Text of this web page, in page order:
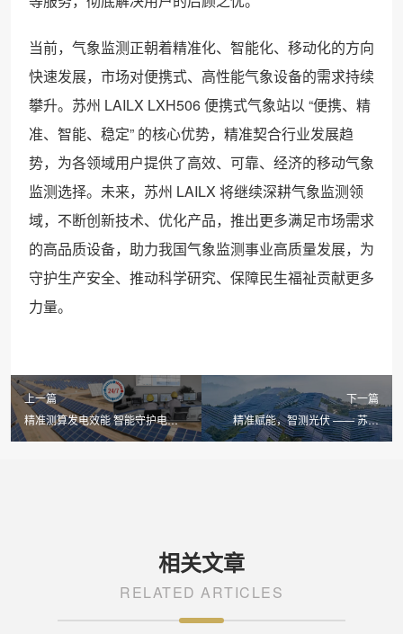
当前，气象监测正朝着精准化、智能化、移动化的方向
快速发展，市场对便携式、高性能气象设备的需求持续
攀升。苏州 LAILX LXH506 便携式气象站以 “便携、精
准、智能、稳定” 的核心优势，精准契合行业发展趋
势，为各领域用户提供了高效、可靠、经济的移动气象
监测选择。未来，苏州 LAILX 将继续深耕气象监测领
域，不断创新技术、优化产品，推出更多满足市场需求
的高品质设备，助力我国气象监测事业高质量发展，为
守护生产安全、推动科学研究、保障民生福祉贡献更多
力量。
上一篇
精准测算发电效能 智能守护电站
收益 LX-PE93 逆变器效率检测仪
下一篇
精准赋能，智测光伏 —— 苏州
LAILX LX-PV32 便携式 IV 测试仪
相关文章
RELATED ARTICLES